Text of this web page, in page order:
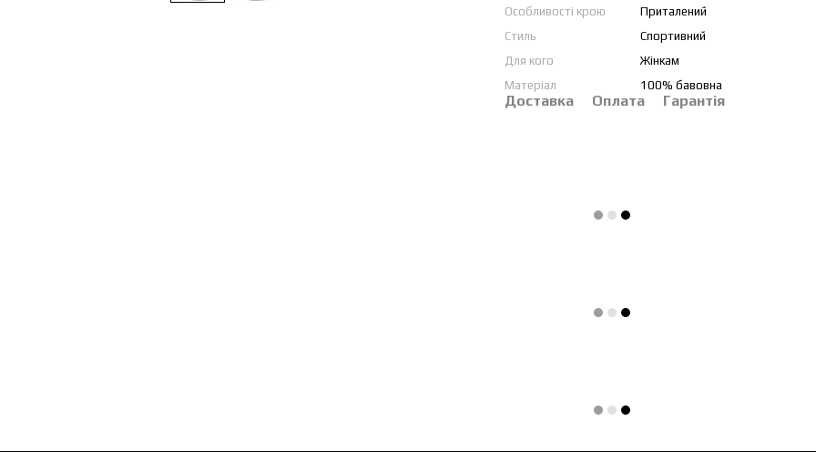
Особливості крою
Приталений
Стиль
Спортивний
Для кого
Жінкам
Матеріал
100% бавовна
Доставка Оплата Гарантія